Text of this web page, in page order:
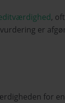
,
er
for